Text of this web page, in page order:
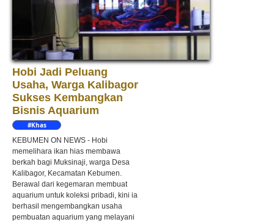
Hobi Jadi Peluang
Usaha, Warga Kalibagor
Sukses Kembangkan
Bisnis Aquarium
#Khas
KEBUMEN ON NEWS - Hobi
memelihara ikan hias membawa
berkah bagi Muksinaji, warga Desa
Kalibagor, Kecamatan Kebumen.
Berawal dari kegemaran membuat
aquarium untuk koleksi pribadi, kini ia
berhasil mengembangkan usaha
pembuatan aquarium yang melayani